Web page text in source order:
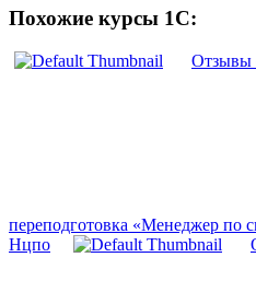
Похожие курсы 1С:
Отзывы
переподготовка «Менеджер по
Нцпо